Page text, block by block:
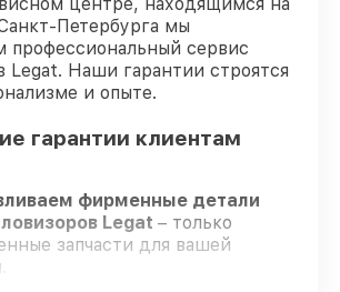
Петербурга мы
профессиональный сервис
Legat. Наши гарантии строятся
и опыте.
гарантии клиентам
фирменные детали
Legat – только
запчасти для вашей